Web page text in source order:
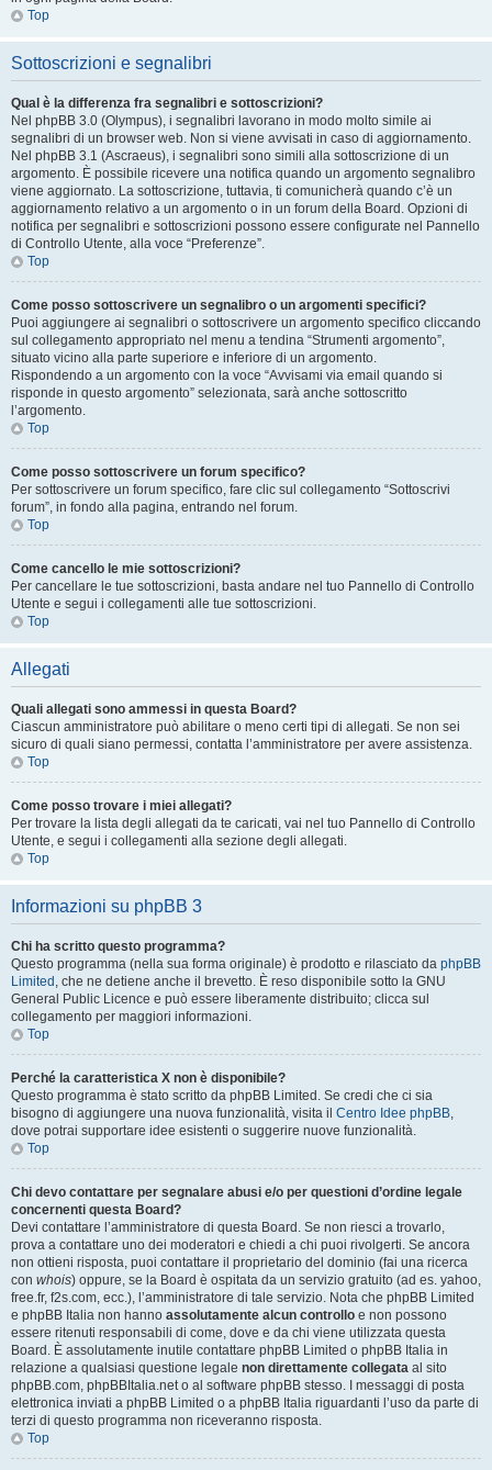
Top
Sottoscrizioni e segnalibri
Qual è la differenza fra segnalibri e sottoscrizioni?
Nel phpBB 3.0 (Olympus), i segnalibri lavorano in modo molto simile ai
segnalibri di un browser web. Non si viene avvisati in caso di aggiornamento.
Nel phpBB 3.1 (Ascraeus), i segnalibri sono simili alla sottoscrizione di un
argomento. È possibile ricevere una notifica quando un argomento segnalibro
viene aggiornato. La sottoscrizione, tuttavia, ti comunicherà quando c’è un
aggiornamento relativo a un argomento o in un forum della Board. Opzioni di
notifica per segnalibri e sottoscrizioni possono essere configurate nel Pannello
di Controllo Utente, alla voce “Preferenze”.
Top
Come posso sottoscrivere un segnalibro o un argomenti specifici?
Puoi aggiungere ai segnalibri o sottoscrivere un argomento specifico cliccando
sul collegamento appropriato nel menu a tendina “Strumenti argomento”,
situato vicino alla parte superiore e inferiore di un argomento.
Rispondendo a un argomento con la voce “Avvisami via email quando si
risponde in questo argomento” selezionata, sarà anche sottoscritto
l’argomento.
Top
Come posso sottoscrivere un forum specifico?
Per sottoscrivere un forum specifico, fare clic sul collegamento “Sottoscrivi
forum”, in fondo alla pagina, entrando nel forum.
Top
Come cancello le mie sottoscrizioni?
Per cancellare le tue sottoscrizioni, basta andare nel tuo Pannello di Controllo
Utente e segui i collegamenti alle tue sottoscrizioni.
Top
Allegati
Quali allegati sono ammessi in questa Board?
Ciascun amministratore può abilitare o meno certi tipi di allegati. Se non sei
sicuro di quali siano permessi, contatta l’amministratore per avere assistenza.
Top
Come posso trovare i miei allegati?
Per trovare la lista degli allegati da te caricati, vai nel tuo Pannello di Controllo
Utente, e segui i collegamenti alla sezione degli allegati.
Top
Informazioni su phpBB 3
Chi ha scritto questo programma?
Questo programma (nella sua forma originale) è prodotto e rilasciato da phpBB
Limited , che ne detiene anche il brevetto. È reso disponibile sotto la GNU
General Public Licence e può essere liberamente distribuito; clicca sul
collegamento per maggiori informazioni.
Top
Perché la caratteristica X non è disponibile?
Questo programma è stato scritto da phpBB Limited. Se credi che ci sia
bisogno di aggiungere una nuova funzionalità, visita il Centro Idee phpBB,
dove potrai supportare idee esistenti o suggerire nuove funzionalità.
Top
Chi devo contattare per segnalare abusi e/o per questioni d’ordine legale
concernenti questa Board?
Devi contattare l’amministratore di questa Board. Se non riesci a trovarlo,
prova a contattare uno dei moderatori e chiedi a chi puoi rivolgerti. Se ancora
non ottieni risposta, puoi contattare il proprietario del dominio (fai una ricerca
con whois) oppure, se la Board è ospitata da un servizio gratuito (ad es. yahoo,
free.fr, f2s.com, ecc.), l’amministratore di tale servizio. Nota che phpBB Limited
e phpBB Italia non hanno assolutamente alcun controllo e non possono
essere ritenuti responsabili di come, dove e da chi viene utilizzata questa
Board. È assolutamente inutile contattare phpBB Limited o phpBB Italia in
relazione a qualsiasi questione legale non direttamente collegata al sito
phpBB.com, phpBBItalia.net o al software phpBB stesso. I messaggi di posta
elettronica inviati a phpBB Limited o a phpBB Italia riguardanti l’uso da parte di
terzi di questo programma non riceveranno risposta.
Top